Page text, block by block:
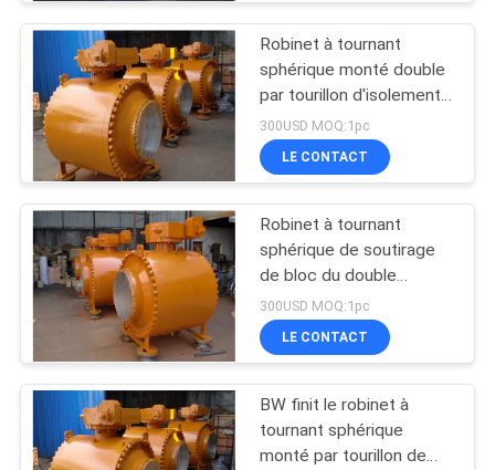
DEMANDE
DE
SOUMISSION
PLAN
DU
SITE
POLITIQUE
DE
CONFIDENTIALITÉ
sphérique posé mou
Robinet à tournant
sphérique
complètement
soudé
10
Robinet à tournant
sphérique monté double
par tourillon d'isolement
de coffre-fort du feu
300USD MOQ:1pc
LE CONTACT
Robinet à tournant
sphérique de soutirage
de bloc du double
API607, robinet à
tournant sphérique latéral
d'entrée de WCB
300USD MOQ:1pc
LE CONTACT
BW finit le robinet à
tournant sphérique
monté par tourillon de